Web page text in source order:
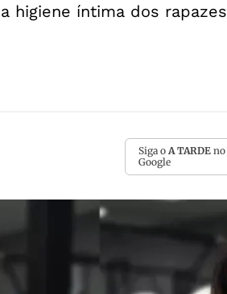
higiene íntima dos rapazes
Siga o A TARDE no
Google